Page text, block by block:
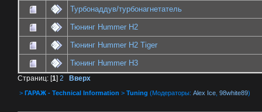
Турбонаддув/турбонагнетатель
Тюнинг Hummer H2
Тюнинг Hummer H2 Tiger
Тюнинг Hummer H3
Страниц: [1] 2 Вверх
> ГАРАЖ - Technical Information > Tuning (Модераторы: Alex Ice 98white89)